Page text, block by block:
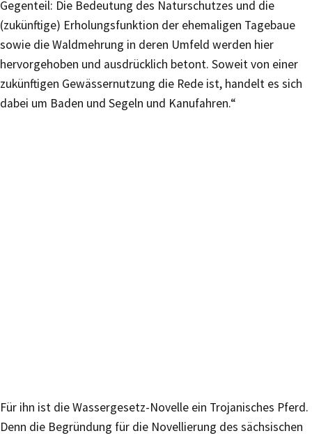
Gegenteil: Die Bedeutung des Naturschutzes und die
(zukünftige) Erholungsfunktion der ehemaligen Tagebaue
sowie die Waldmehrung in deren Umfeld werden hier
hervorgehoben und ausdrücklich betont. Soweit von einer
zukünftigen Gewässernutzung die Rede ist, handelt es sich
dabei um Baden und Segeln und Kanufahren.“
Für ihn ist die Wassergesetz-Novelle ein Trojanisches Pferd.
Denn die Begründung für die Novellierung des sächsischen